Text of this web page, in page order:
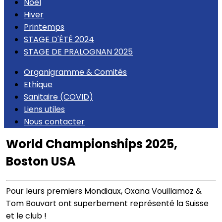
Hiver
Printemps
STAGE D'ÉTÉ 2024
STAGE DE PRALOGNAN 2025
Organigramme & Comités
Ethique
Sanitaire (COVID)
Liens utiles
Nous contacter
World Championships 2025,
Boston USA
Pour leurs premiers Mondiaux, Oxana Vouillamoz &
Tom Bouvart ont superbement représenté la Suisse
et le club !